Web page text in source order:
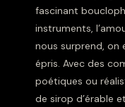
fascinant
instruments,
nous surprend, on
épris. Avec des
poétiques ou
de sirop d’érable